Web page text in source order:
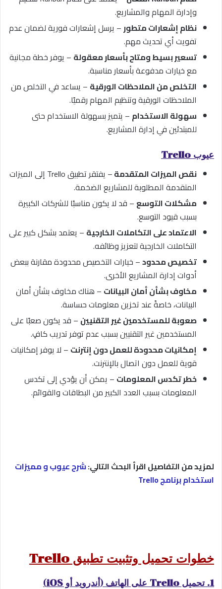
وإدارة المهام والمشاريع.
نظام إشعارات متطور – يرسل إشعارات فورية لضمان عدم
تفويت أي تحديث مهم.
تسعير بسيط ومتاح بأسعار معقولة – يوفر خطة مجانية
مع خيارات مدفوعة بأسعار مناسبة.
التخلص من الملاحظات الورقية – يساعد في التخلص من
الملاحظات الورقية وتنظيم المهام رقميًا.
سهولة الاستخدام – يتميز بسهولة الاستخدام حتى
للمبتدئين في إدارة المشاريع.
عيوب Trello
نقص الميزات المتقدمة
– يفتقر تطبيق Trello إلى الميزات
المتقدمة المطلوبة للمشاريع الضخمة.
مشكلات التوسع – قد لا يكون مناسبًا للشركات الكبيرة
بسبب قيود التوسع.
الاعتماد على التكاملات الخارجية – يعتمد بشكل كبير على
التكاملات الخارجية لتعزيز وظائفه.
تخصيص محدود– خيارات التخصيص محدودة مقارنة ببعض
أدوات إدارة المشاريع الأخرى.
مخاوف بشأن أمان البيانات – هناك مخاوف بشأن أمان
البيانات، خاصةً عند تخزين معلومات حساسة.
صعوبة للمستخدمين غير التقنيين – قد يكون صعبًا على
المستخدمين غير التقنيين بسبب عدم توفر تدريب كافٍ.
إمكانيات محدودة للعمل دون إنترنت – لا يوفر إمكانيات
قوية للعمل دون اتصال بالإنترنت.
خطر تكدس المعلومات – يمكن أن يؤدي إلى تكدس
المعلومات بسبب العدد الكبير من البطاقات والقوائم.
لمزيد من التفاصيل اقرأ البحث التالي:شرح عيوب و مميزات
استخدام برنامج Trello
خطوات تحميل وتثبيت تطبيق Trello
1. تحميل Trello على الهاتف (أندرويد أو iOS)